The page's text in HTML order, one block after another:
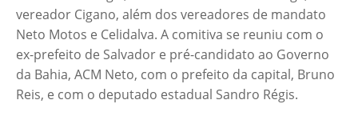
vereador Cigano, além dos vereadores de mandato
Neto Motos e Celidalva. A comitiva se reuniu com o
ex-prefeito de Salvador e pré-candidato ao Governo
da Bahia, ACM Neto, com o prefeito da capital, Bruno
Reis, e com o deputado estadual Sandro Régis.